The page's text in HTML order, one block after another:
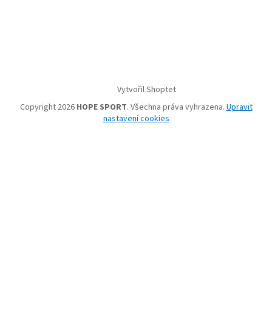
Vytvořil Shoptet
Copyright 2026 HOPE SPORT. Všechna práva vyhrazena. Upravit
nastavení cookies